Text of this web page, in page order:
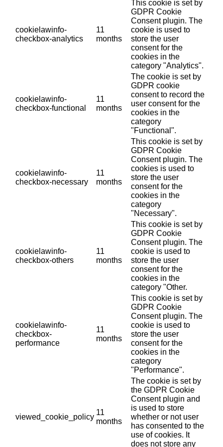
cookielawinfo-
checkbox-analytics
11
months
This cookie is set by
GDPR Cookie
Consent plugin. The
cookie is used to
store the user
consent for the
cookies in the
category "Analytics".
cookielawinfo-
checkbox-functional
11
months
The cookie is set by
GDPR cookie
consent to record the
user consent for the
cookies in the
category
"Functional".
cookielawinfo-
checkbox-necessary
11
months
This cookie is set by
GDPR Cookie
Consent plugin. The
cookies is used to
store the user
consent for the
cookies in the
category
"Necessary".
cookielawinfo-
checkbox-others
11
months
This cookie is set by
GDPR Cookie
Consent plugin. The
cookie is used to
store the user
consent for the
cookies in the
category "Other.
cookielawinfo-
checkbox-
performance
11
months
This cookie is set by
GDPR Cookie
Consent plugin. The
cookie is used to
store the user
consent for the
cookies in the
category
"Performance".
viewed_cookie_policy
11
months
The cookie is set by
the GDPR Cookie
Consent plugin and
is used to store
whether or not user
has consented to the
use of cookies. It
does not store any